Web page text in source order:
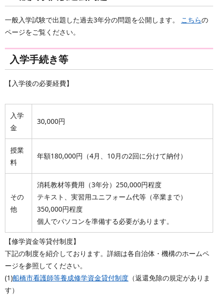
一般入学試験で出題した過去3年分の問題を公開します。 こちらの
ページをご覧ください。
入学手続き等
【入学後の必要経費】
入学
金
30,000円
授業
料
年額180,000円（4月、10月の2回に分けて納付）
その
他
消耗教材等費用（3年分）250,000円程度
テキスト、実習用ユニフォーム代等（卒業まで）
350,000円程度
個人でパソコンを準備する必要があります。
【修学資金等貸付制度】
下記の制度を紹介しております。詳細は各自治体・機構のホームペ
ージを参照してください。
(1)船橋市看護師等養成修学資金貸付制度 （返還免除の規定がありま
す）